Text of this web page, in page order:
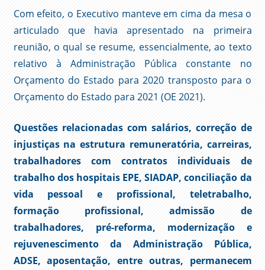
Com efeito, o Executivo manteve em cima da mesa o
articulado que havia apresentado na primeira
reunião, o qual se resume, essencialmente, ao texto
relativo à Administração Pública constante no
Orçamento do Estado para 2020 transposto para o
Orçamento do Estado para 2021 (OE 2021).
Questões relacionadas com salários, correção de
injustiças na estrutura remuneratória, carreiras,
trabalhadores com contratos individuais de
trabalho dos hospitais EPE, SIADAP, conciliação da
vida pessoal e profissional, teletrabalho,
formação profissional, admissão de
trabalhadores, pré-reforma, modernização e
rejuvenescimento da Administração Pública,
ADSE, aposentação, entre outras, permanecem